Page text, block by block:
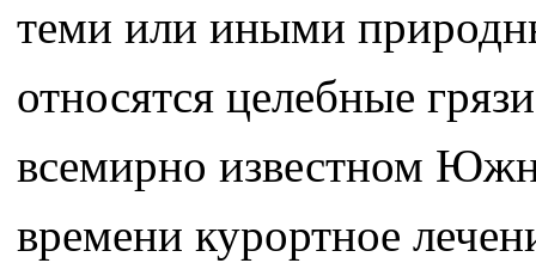
теми или иными
относятся целебные
всемирно известном
времени курортное